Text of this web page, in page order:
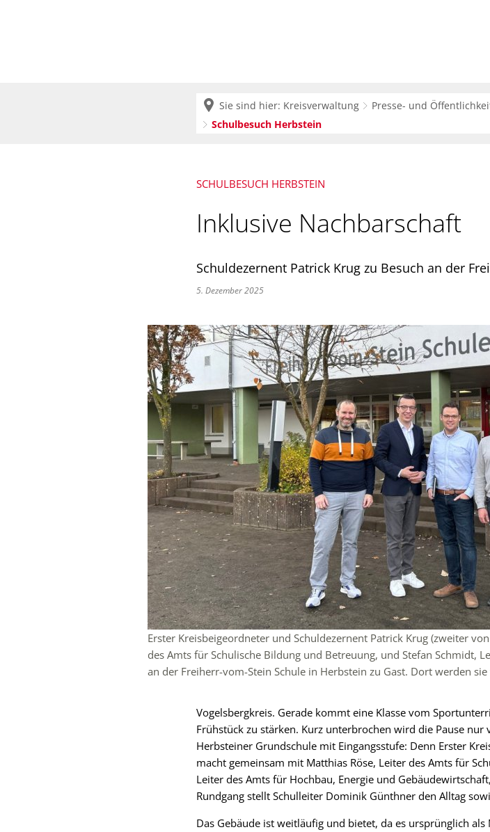
Sie sind hier: Kreisverwaltung Presse- und
Schulbesuch Herbstein
SCHULBESUCH HERBSTEIN
Inklusive Nachbarschaft
Schuldezernent Patrick Krug zu Besuch an der
5. Dezember 2025
Erster Kreisbeigeordneter und Schuldezernent Patrick Krug (zweiter
des Amts für Schulische Bildung und Betreuung, und Stefan Schmidt,
an der Freiherr-vom-Stein Schule in Herbstein zu Gast. Dort werden
Vogelsbergkreis. Gerade kommt eine Klasse vom
Frühstück zu stärken. Kurz unterbrochen wird die Pause
Herbsteiner Grundschule mit Eingangsstufe: Denn Erster
macht gemeinsam mit Matthias Röse, Leiter des Amts für
Leiter des Amts für Hochbau, Energie und
Rundgang stellt Schulleiter Dominik Günthner den Alltag
Das Gebäude ist weitläufig und bietet, da es ursprünglich